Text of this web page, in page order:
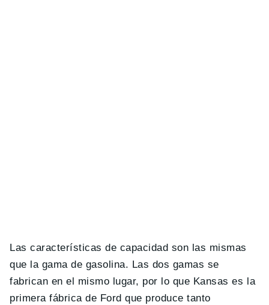
Las características de capacidad son las mismas
que la gama de gasolina. Las dos gamas se
fabrican en el mismo lugar, por lo que Kansas es la
primera fábrica de Ford que produce tanto